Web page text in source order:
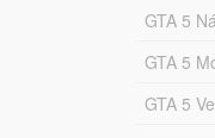
GTA 5
GTA 5
GTA 5